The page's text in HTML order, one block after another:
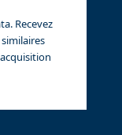
Recevez